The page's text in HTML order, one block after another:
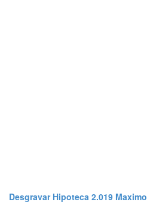
Desgravar Hipoteca 2.019 Maximo